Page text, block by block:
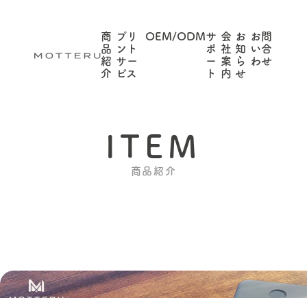
商
品
紹
介
プリ
ント
サー
ビス
OEM/ODMサ
ポ
ー
ト
会
社
案
内
お
知
ら
せ
お問
い合
わせ
ITEM
商品紹介